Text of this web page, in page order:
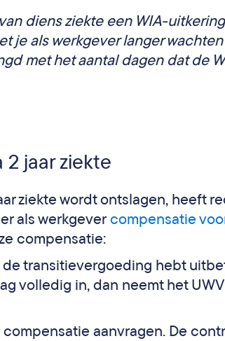
diens ziekte een WIA-
je als werkgever langer
met het aantal dagen dat de
jaar ziekte
ziekte wordt ontslagen, heeft
als werkgevercompensatie
compensatie:
transitievergoeding hebt
volledig in, dan neemt het
aanvragen. De